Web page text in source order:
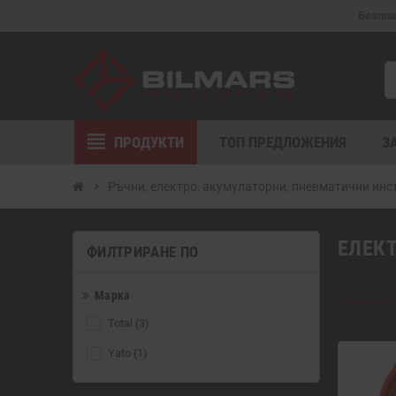
view_headline ПРОДУКТИ
Ръчни, електро, акумулаторни, пневматични
ФИЛТРИРАНЕ ПО
Марка
Total (3)
Yato (1)